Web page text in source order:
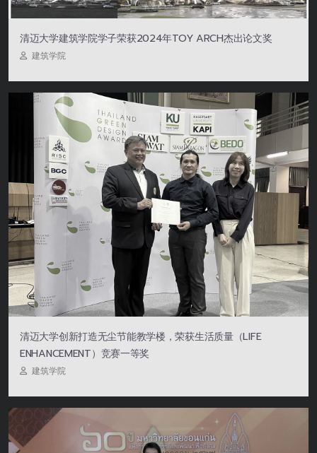
清迈大学建筑学院学子荣获2024年TOY ARCH杰出论文奖
建筑学院
清迈大学创新打造无尘节能教学楼，荣获生活质量（LIFE
ENHANCEMENT）竞赛一等奖
建筑学院